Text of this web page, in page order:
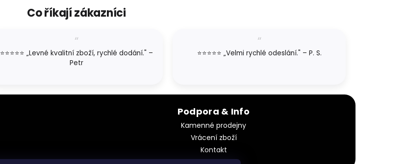
í
y
Co říkají zákazníci
⭐⭐⭐⭐⭐ „Levné kvalitní zboží, rychlé dodání." –
Petr
⭐⭐⭐⭐⭐ „Velmi rychlé odeslání." – P. S.
Podpora & Info
Kamenné prodejny
Vrácení zboží
Kontakt